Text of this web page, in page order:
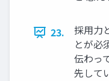
23.
採用力
とが必
伝わっ
先して